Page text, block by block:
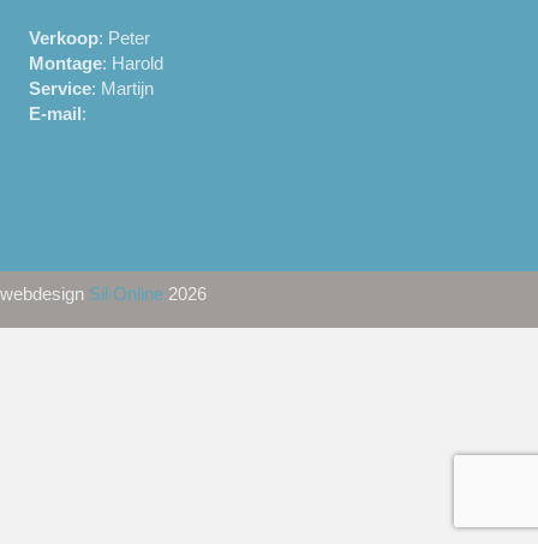
Verkoop: Peter
Montage: Harold
Service: Martijn
E-mail:
webdesign Sil Online 2026